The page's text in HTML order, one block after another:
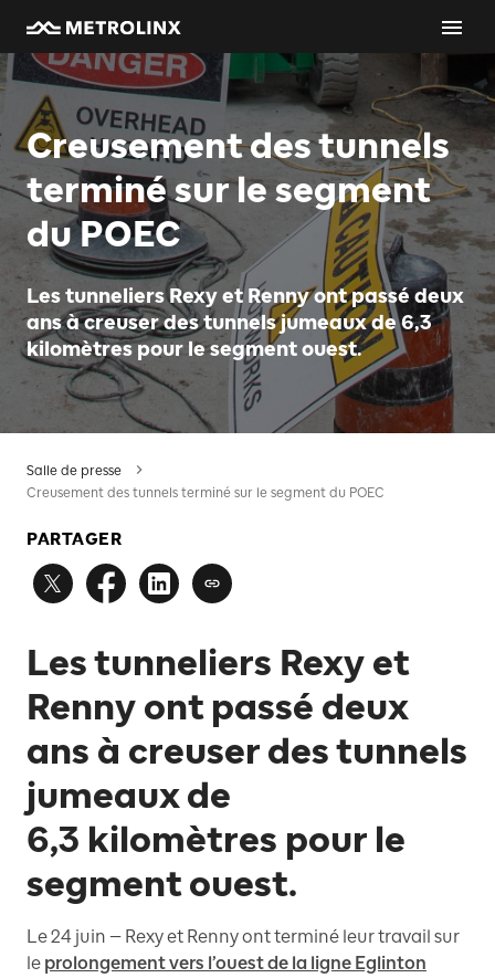
Creusement des tunnels
terminé sur le segment
du POEC
Les tunneliers Rexy et Renny ont passé deux
ans à creuser des tunnels jumeaux de 6,3
kilomètres pour le segment ouest.
Salle de presse
Creusement des tunnels terminé sur le segment du POEC
PARTAGER
Les tunneliers Rexy et
Renny ont passé deux
ans à creuser des tunnels
jumeaux de
6,3 kilomètres pour le
segment ouest.
Le 24 juin — Rexy et Renny ont terminé leur travail sur
le prolongement vers l’ouest de la ligne Eglinton